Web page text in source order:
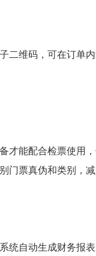
二维码，可在订单
才能配合检票使用
门票真伪和类别，减
统自动生成财务报